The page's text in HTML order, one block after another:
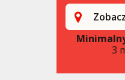
3